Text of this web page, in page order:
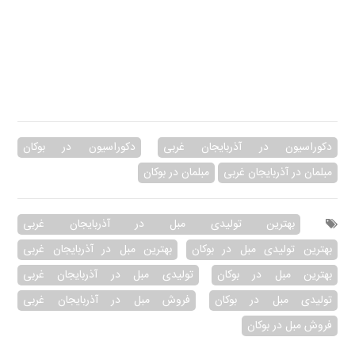
دکوراسیون در آذربایجان غربی
دکوراسیون در بوکان
مبلمان در آذربایجان غربی
مبلمان در بوکان
بهترین تولیدی مبل در آذربایجان غربی
بهترین تولیدی مبل در بوکان
بهترین مبل در آذربایجان غربی
بهترین مبل در بوکان
تولیدی مبل در آذربایجان غربی
تولیدی مبل در بوکان
فروش مبل در آذربایجان غربی
فروش مبل در بوکان